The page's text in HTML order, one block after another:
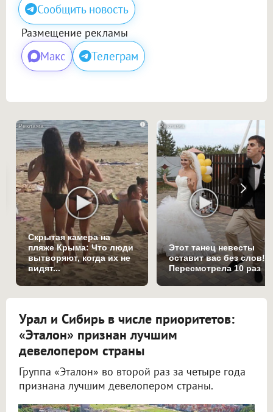
Сообщить новость
Размещение рекламы
Макс Телеграм
i
Скрытая камера на
пляже Крыма: Что люди
вытворяют, когда их не
видят...
Этот танец невесты
оставит вас без слов!
Пересмотрела 10 раз
Урал и Сибирь в числе приоритетов:
«Эталон» признан лучшим
девелопером страны
Группа «Эталон» во второй раз за четыре года
признана лучшим девелопером страны.